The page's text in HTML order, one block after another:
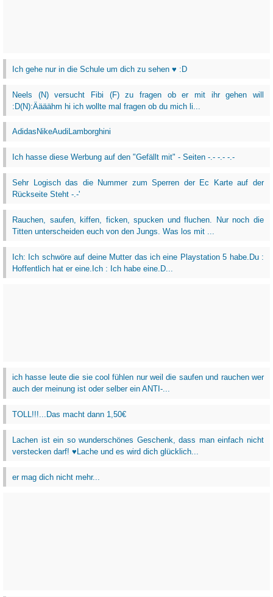
Ich gehe nur in die Schule um dich zu sehen ♥ :D
Neels (N) versucht Fibi (F) zu fragen ob er mit ihr gehen will
:D(N):Äääähm hi ich wollte mal fragen ob du mich li...
AdidasNikeAudiLamborghini
Ich hasse diese Werbung auf den "Gefällt mit" - Seiten -.- -.- -.-
Sehr Logisch das die Nummer zum Sperren der Ec Karte auf der
Rückseite Steht -.-'
Rauchen, saufen, kiffen, ficken, spucken und fluchen. Nur noch die
Titten unterscheiden euch von den Jungs. Was los mit ...
Ich: Ich schwöre auf deine Mutter das ich eine Playstation 5 habe.Du :
Hoffentlich hat er eine.Ich : Ich habe eine.D...
ich hasse leute die sie cool fühlen nur weil die saufen und rauchen wer
auch der meinung ist oder selber ein ANTI-...
TOLL!!!...Das macht dann 1,50€
Lachen ist ein so wunderschönes Geschenk, dass man einfach nicht
verstecken darf! ♥Lache und es wird dich glücklich...
er mag dich nicht mehr...